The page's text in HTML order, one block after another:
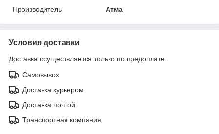
Производитель
Атма
Условия доставки
Доставка осуществляется только по предоплате.
Самовывоз
Доставка курьером
Доставка почтой
Транспортная компания